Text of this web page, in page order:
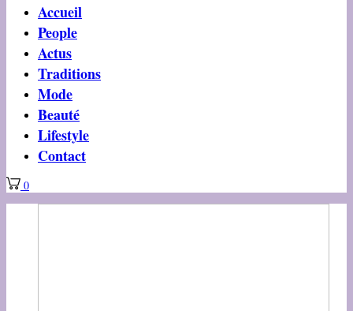
Accueil
People
Actus
Traditions
Mode
Beauté
Lifestyle
Contact
0